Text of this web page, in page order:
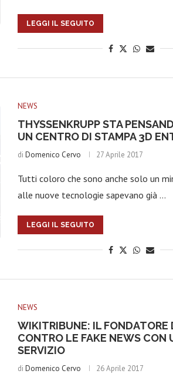
LEGGI IL SEGUITO
NEWS
THYSSENKRUPP STA
UN CENTRO DI STAMPA 3D
di Domenico Cervo 27 Aprile 2017
Tutti coloro che sono anche solo un
alle nuove tecnologie sapevano già …
LEGGI IL SEGUITO
NEWS
WIKITRIBUNE: IL FONDATORE
CONTRO LE FAKE NEWS CON
SERVIZIO
di Domenico Cervo 26 Aprile 2017